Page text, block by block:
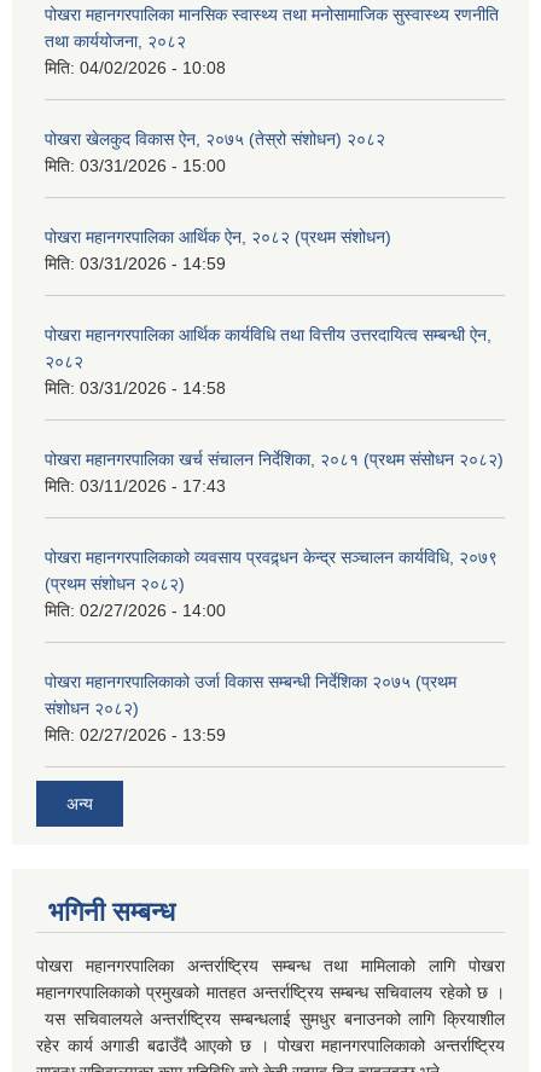
पोखरा महानगरपालिका मानसिक स्वास्थ्य तथा मनोसामाजिक सुस्वास्थ्य रणनीति
तथा कार्ययोजना, २०८२
मिति: 04/02/2026 - 10:08
पोखरा खेलकुद विकास ऐन, २०७५ (तेस्रो संशोधन) २०८२
मिति: 03/31/2026 - 15:00
पोखरा महानगरपालिका आर्थिक ऐन, २०८२ (प्रथम संशोधन)
मिति: 03/31/2026 - 14:59
पोखरा महानगरपालिका आर्थिक कार्यविधि तथा वित्तीय उत्तरदायित्व सम्बन्धी ऐन,
२०८२
मिति: 03/31/2026 - 14:58
पोखरा महानगरपालिका खर्च संचालन निर्देशिका, २०८१ (प्रथम संसोधन २०८२)
मिति: 03/11/2026 - 17:43
पोखरा महानगरपालिकाको व्यवसाय प्रवद्र्धन केन्द्र सञ्चालन कार्यविधि, २०७९
(प्रथम संशोधन २०८२)
मिति: 02/27/2026 - 14:00
पोखरा महानगरपालिकाको उर्जा विकास सम्बन्धी निर्देशिका २०७५ (प्रथम
संशोधन २०८२)
मिति: 02/27/2026 - 13:59
अन्य
भगिनी सम्बन्ध
पोखरा महानगरपालिका अन्तर्राष्ट्रिय सम्बन्ध तथा मामिलाको लागि पोखरा
महानगरपालिकाको प्रमुखको मातहत अन्तर्राष्ट्रिय सम्बन्ध सचिवालय रहेको छ ।
यस सचिवालयले अन्तर्राष्ट्रिय सम्बन्धलाई सुमधुर बनाउनको लागि क्रियाशील
रहेर कार्य अगाडी बढाउँदै आएको छ । पोखरा महानगरपालिकाको अन्तर्राष्ट्रिय